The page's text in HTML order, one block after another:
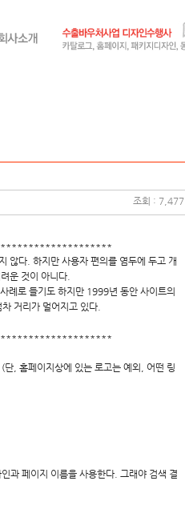
조회 : 7,477
않다. 하지만 사용자 편의를 염두에 두고 개
운 것이 아니다.
례로 들기도 하지만 1999년 동안 사이트의
거리가 멀어지고 있다.
, 홈페이지상에 있는 로고는 예외, 어떤 링
과 페이지 이름을 사용한다. 그래야 검색 결